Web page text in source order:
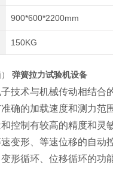
900*600*2200mm
150KG
弹簧拉力试验机设备
技术与机械传动相结合
确的加载速度和测力范
控制有较高的精度和灵
变形、等速位移的自动
形循环、位移循环的功